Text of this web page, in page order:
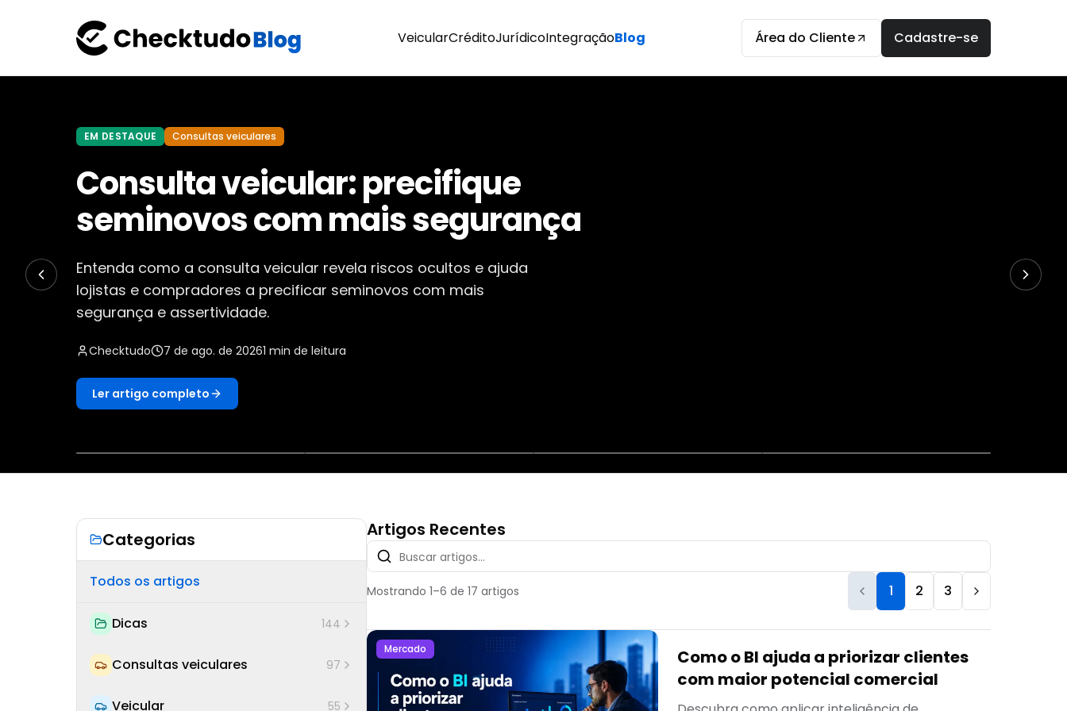
VeicularCréditoJurídicoIntegraçãoBlog Área do Cliente Cadastre-se
EM DESTAQUE Dicas
Como criar rotinas de checagem
antes de fechar novos contratos
Descubra como criar rotinas de checagem eficientes antes de
fechar contratos, evitando prejuízos financeiros e garantindo
negociações seguras.
Checktudo 7 de ago. de 20261min de leitura
Ler artigo completo
Artigos Recentes
Mostrando 1–6 de 17 artigos 1 2 3
Mercado
Como o BI ajuda a priorizar clientes
com maior potencial comercial
Categorias
Todos os artigos
Dicas 144
Consultas veiculares 97
Veicular 55